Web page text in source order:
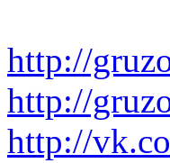
http://
http://
http://